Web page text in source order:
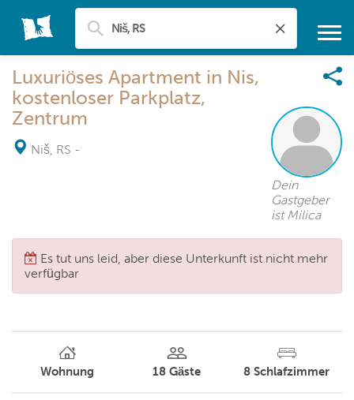
Luxuriöses Apartment in Nis,
kostenloser Parkplatz,
Zentrum
Niš, RS -
Dein
Gastgeber
ist Milica
Es tut uns leid, aber diese Unterkunft ist nicht mehr
verfügbar
Wohnung 18 Gäste 8 Schlafzimmer